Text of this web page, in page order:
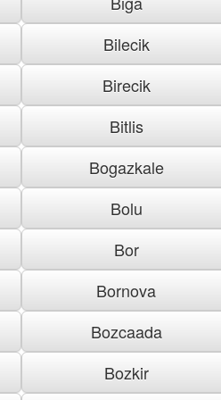
Bilecik
Birecik
Bitlis
Bogazkale
Bolu
Bor
Bornova
Bozcaada
Bozkir